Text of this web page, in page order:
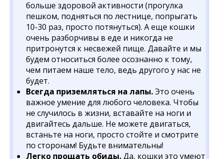
больше здоровой активности (прогулка
пешком, подняться по лестнице, попрыгать
10-30 раз, просто потянуться). А еще кошки
очень разборчивы в еде и никогда не
притронутся к несвежей пище. Давайте и мы
будем относиться более осознанно к тому,
чем питаем наше тело, ведь другого у нас не
будет.
Всегда приземляться на лапы.Это очень
важное умение для любого человека. Чтобы
не случилось в жизни, вставайте на ноги и
двигайтесь дальше. Не можете двигаться,
встаньте на ноги, просто стойте и смотрите
по сторонам! Будьте внимательны!
Легко прощать обиды.Да, кошки это умеют